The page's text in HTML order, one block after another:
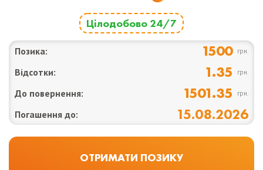
Цілодобово 24/7
Позика: 1500 грн.
Відсотки: 1.35 грн.
До повернення: 1501.35 грн.
Погашення до: 15.08.2026